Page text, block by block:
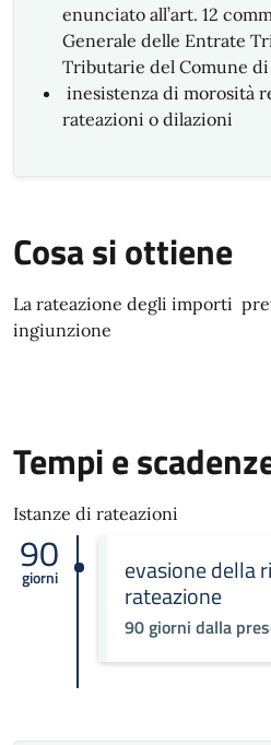
enunciato all’art. 12
Generale delle Entrate
Tributarie del Comune di
inesistenza di morosità
rateazioni o dilazioni
Cosa si ottiene
La rateazione degli importi
ingiunzione
Tempi e
Istanze di rateazioni
90
giorni evasione della
rateazione
90 giorni dalla